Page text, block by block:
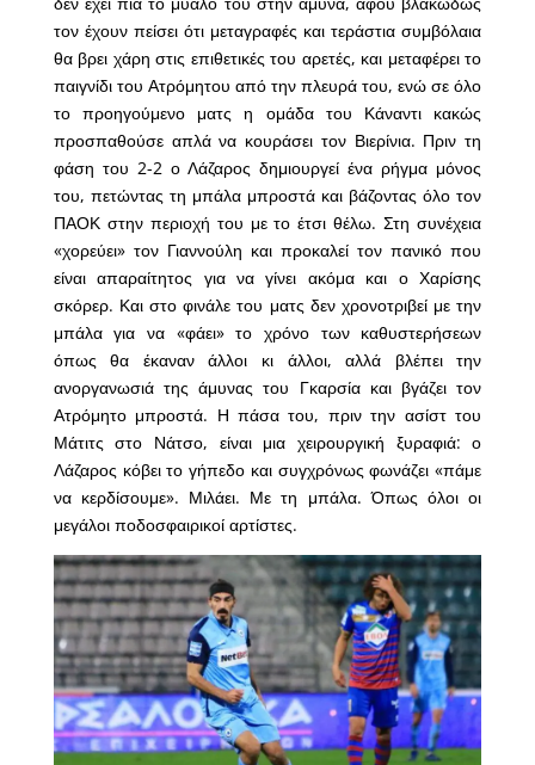
τον έχουν πείσει ότι μεταγραφές και τεράστια συμβόλαια
θα βρει χάρη στις επιθετικές του αρετές, και μεταφέρει το
παιγνίδι του Ατρόμητου από την πλευρά του, ενώ σε όλο
το προηγούμενο ματς η ομάδα του Κάναντι κακώς
προσπαθούσε απλά να κουράσει τον Βιερίνια. Πριν τη
φάση του 2-2 ο Λάζαρος δημιουργεί ένα ρήγμα μόνος
του, πετώντας τη μπάλα μπροστά και βάζοντας όλο τον
ΠΑΟΚ στην περιοχή του με το έτσι θέλω. Στη συνέχεια
«χορεύει» τον Γιαννούλη και προκαλεί τον πανικό που
είναι απαραίτητος για να γίνει ακόμα και ο Χαρίσης
σκόρερ. Και στο φινάλε του ματς δεν χρονοτριβεί με την
μπάλα για να «φάει» το χρόνο των καθυστερήσεων
όπως θα έκαναν άλλοι κι άλλοι, αλλά βλέπει την
ανοργανωσιά της άμυνας του Γκαρσία και βγάζει τον
Ατρόμητο μπροστά. Η πάσα του, πριν την ασίστ του
Μάτιτς στο Νάτσο, είναι μια χειρουργική ξυραφιά: ο
Λάζαρος κόβει το γήπεδο και συγχρόνως φωνάζει «πάμε
να κερδίσουμε». Μιλάει. Με τη μπάλα. Όπως όλοι οι
μεγάλοι ποδοσφαιρικοί αρτίστες.